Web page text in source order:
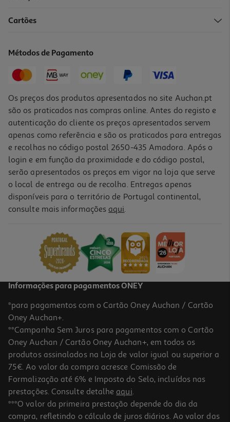
4.3
Atum Em Óleo Vegetal General 110(72)g
-26%
4.5
Atum Em Óleo Bom Petisco 385(251)g
15.38 €/Kg
Cartões
Métodos de Pagamento
Os preços dos produtos apresentados no site Auchan.pt
são os praticados nas compras online. Antes do registo e
autenticação do cliente os preços apresentados servem
apenas como referência e são os praticados para entregas
e recolhas no código postal 2650-435 Amadora. Após o
login e em função da proximidade e do código postal,
serão apresentados os preços em vigor na loja que serve
o local de entrega ou de recolha. Entregas apenas
disponíveis para o território de Portugal continental,
consulte mais informações aqui.
Informações para pagamentos ONEY
*para pagamentos com o Cartão Oney Auchan / Cartão
Oney Auchan+.
**Campanha Sem Juros para pagamentos com o Cartão
Oney Auchan / Cartão Oney Auchan+, em todos os
produtos assinalados na Loja de valor igual ou superior a
75€. Ao valor da compra acresce Comissão de
Formalização até 6% e Imposto do Selo, incluídos nas
prestações. Consulte detalhe aqui.
***O valor da primeira prestação depende do dia da
compra, refletindo o cálculo de juros diários. Ao valor das